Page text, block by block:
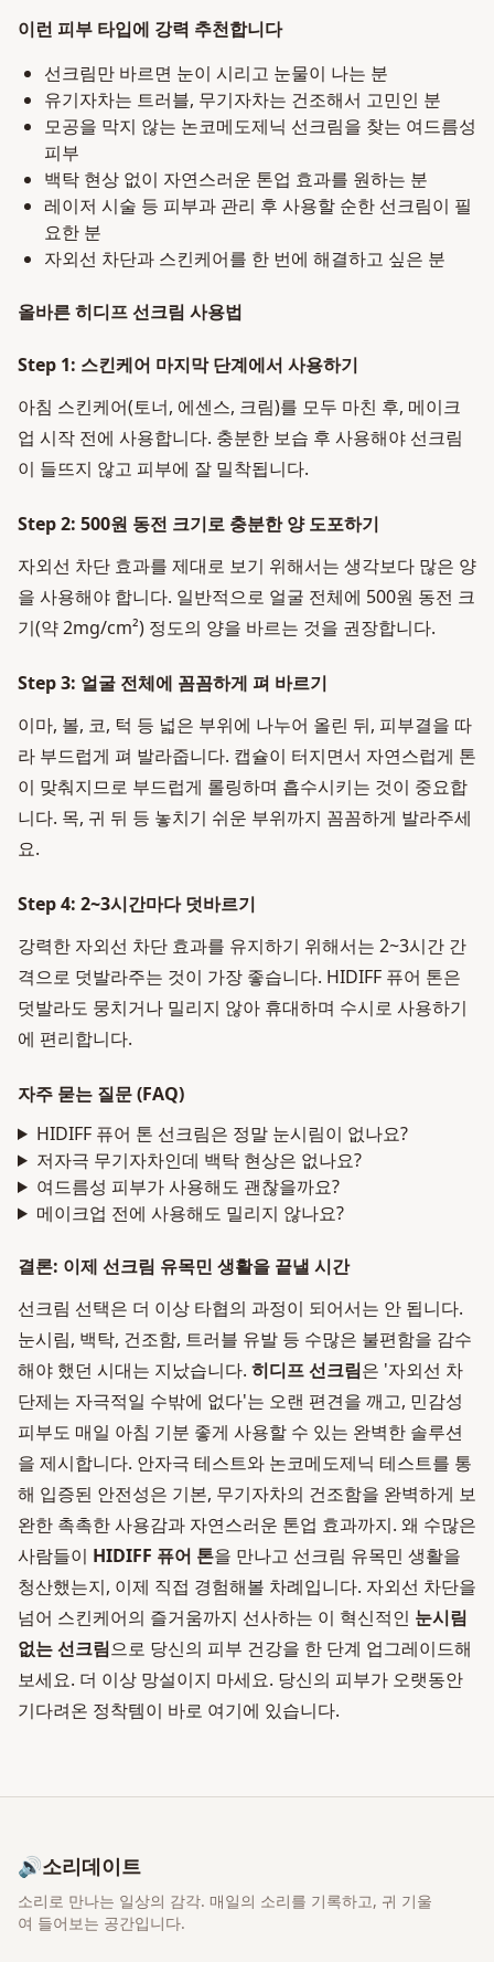
이런 피부 타입에 강력 추천합니다
선크림만 바르면 눈이 시리고 눈물이 나는 분
유기자차는 트러블, 무기자차는 건조해서 고민인 분
모공을 막지 않는 논코메도제닉 선크림을 찾는 여드름성
피부
백탁 현상 없이 자연스러운 톤업 효과를 원하는 분
레이저 시술 등 피부과 관리 후 사용할 순한 선크림이 필
요한 분
자외선 차단과 스킨케어를 한 번에 해결하고 싶은 분
올바른 히디프 선크림 사용법
Step 1: 스킨케어 마지막 단계에서 사용하기
아침 스킨케어(토너, 에센스, 크림)를 모두 마친 후, 메이크
업 시작 전에 사용합니다. 충분한 보습 후 사용해야 선크림
이 들뜨지 않고 피부에 잘 밀착됩니다.
Step 2: 500원 동전 크기로 충분한 양 도포하기
자외선 차단 효과를 제대로 보기 위해서는 생각보다 많은 양
을 사용해야 합니다. 일반적으로 얼굴 전체에 500원 동전 크
기(약 2mg/cm²) 정도의 양을 바르는 것을 권장합니다.
Step 3: 얼굴 전체에 꼼꼼하게 펴 바르기
이마, 볼, 코, 턱 등 넓은 부위에 나누어 올린 뒤, 피부결을 따
라 부드럽게 펴 발라줍니다. 캡슐이 터지면서 자연스럽게 톤
이 맞춰지므로 부드럽게 롤링하며 흡수시키는 것이 중요합
니다. 목, 귀 뒤 등 놓치기 쉬운 부위까지 꼼꼼하게 발라주세
요.
Step 4: 2~3시간마다 덧바르기
강력한 자외선 차단 효과를 유지하기 위해서는 2~3시간 간
격으로 덧발라주는 것이 가장 좋습니다. HIDIFF 퓨어 톤은
덧발라도 뭉치거나 밀리지 않아 휴대하며 수시로 사용하기
에 편리합니다.
자주 묻는 질문 (FAQ)
HIDIFF 퓨어 톤 선크림은 정말 눈시림이 없나요?
저자극 무기자차인데 백탁 현상은 없나요?
여드름성 피부가 사용해도 괜찮을까요?
메이크업 전에 사용해도 밀리지 않나요?
결론: 이제 선크림 유목민 생활을 끝낼 시간
선크림 선택은 더 이상 타협의 과정이 되어서는 안 됩니다.
눈시림, 백탁, 건조함, 트러블 유발 등 수많은 불편함을 감수
해야 했던 시대는 지났습니다. 히디프 선크림은 '자외선 차
단제는 자극적일 수밖에 없다'는 오랜 편견을 깨고, 민감성
피부도 매일 아침 기분 좋게 사용할 수 있는 완벽한 솔루션
을 제시합니다. 안자극 테스트와 논코메도제닉 테스트를 통
해 입증된 안전성은 기본, 무기자차의 건조함을 완벽하게 보
완한 촉촉한 사용감과 자연스러운 톤업 효과까지. 왜 수많은
사람들이 HIDIFF 퓨어 톤을 만나고 선크림 유목민 생활을
청산했는지, 이제 직접 경험해볼 차례입니다. 자외선 차단을
넘어 스킨케어의 즐거움까지 선사하는 이 혁신적인 눈시림
없는 선크림으로 당신의 피부 건강을 한 단계 업그레이드해
보세요. 더 이상 망설이지 마세요. 당신의 피부가 오랫동안
기다려온 정착템이 바로 여기에 있습니다.
🔊소리데이트
소리로 만나는 일상의 감각. 매일의 소리를 기록하고, 귀 기울
여 들어보는 공간입니다.